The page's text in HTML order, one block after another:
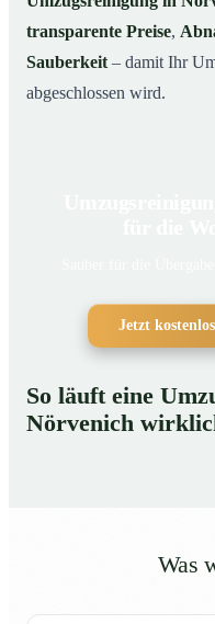
transparente Preise,
Sauberkeit – damit Ihr
abgeschlossen wird.
Jetzt
So läuft eine
Nörvenich
Was